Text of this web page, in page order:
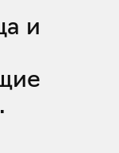
и